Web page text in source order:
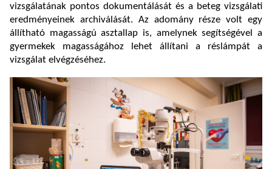
vizsgálatának pontos dokumentálását és a beteg vizsgálati
eredményeinek archiválását. Az adomány része volt egy
állítható magasságú asztallap is, amelynek segítségével a
gyermekek magasságához lehet állítani a réslámpát a
vizsgálat elvégzéséhez.